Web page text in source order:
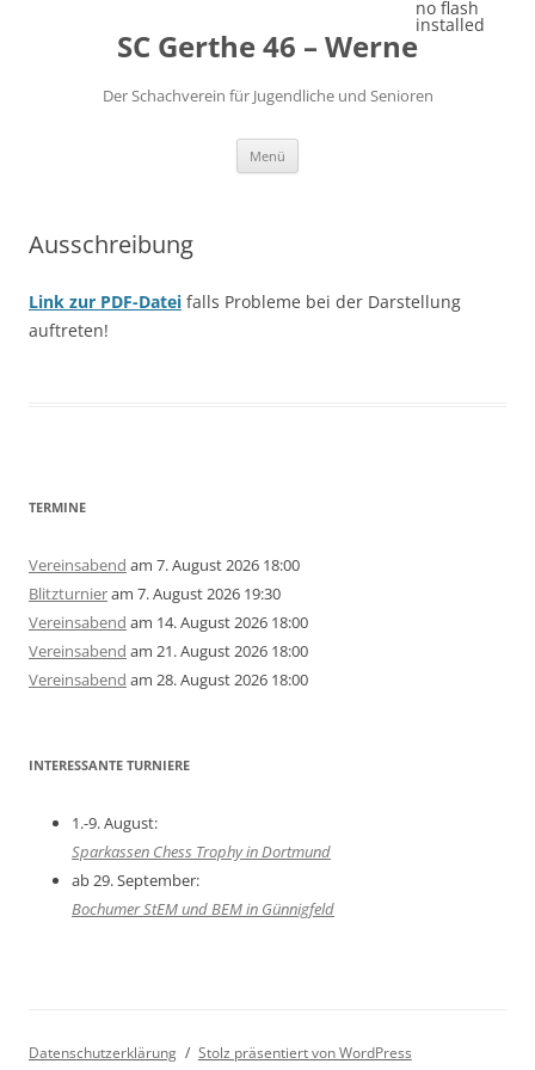
SC Gerthe 46 – Werne
Der Schachverein für Jugendliche und Senioren
Menü
Ausschreibung
Link zur PDF-Datei falls Probleme bei der Darstellung
auftreten!
TERMINE
Vereinsabend am 7. August 2026 18:00
Blitzturnieram 7. August 2026 19:30
Vereinsabend am 14. August 2026 18:00
Vereinsabend am 21. August 2026 18:00
Vereinsabend am 28. August 2026 18:00
INTERESSANTE TURNIERE
1.-9. August:
Sparkassen Chess Trophy in Dortmund
ab 29. September:
Bochumer StEM und BEM in Günnigfeld
Datenschutzerklärung Stolz präsentiert von WordPress
no flash
installed